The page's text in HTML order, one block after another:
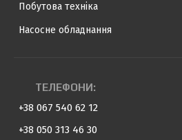
Побутова техніка
Насосне обладнання
ТЕЛЕФОНИ:
+38 067 540 62 12
+38 050 313 46 30